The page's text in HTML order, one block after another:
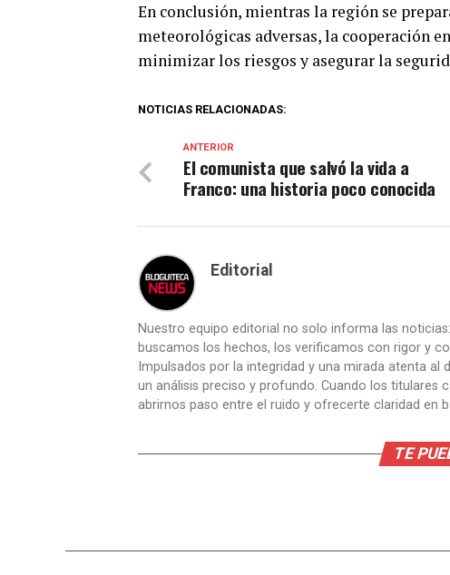
En conclusión, mientras la región se
meteorológicas adversas, la cooperación
minimizar los riesgos y asegurar la
NOTICIAS RELACIONADAS:
ANTERIOR
El comunista que salvó la vida a
Franco: una historia poco conocida
Editorial
Nuestro equipo editorial no solo informa las
buscamos los hechos, los verificamos con rigor y
Impulsados por la integridad y una mirada atenta
un análisis preciso y profundo. Cuando los
abrirnos paso entre el ruido y ofrecerte claridad en
TE